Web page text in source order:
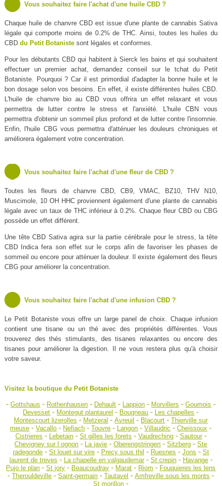
Vous souhaitez faire l'achat d'une huile CBD ?
Chaque huile de chanvre CBD est issue d'une plante de cannabis Sativa
légale qui comporte moins de 0.2% de THC. Ainsi, toutes les huiles du
CBD du Petit Botanistesont légales et conformes.
Pour les débutants CBD qui habitent à Sierck les bains et qui souhaitent
effectuer un premier achat, demandez conseil sur le tchat du Petit
Botaniste. Pourquoi ? Car il est primordial d'adapter la bonne huile et le
bon dosage selon vos besoins. En effet, il existe différentes huiles CBD.
L'huile de chanvre bio au CBD vous offrira un effet relaxant et vous
permettra de lutter contre le stress et l'anxiété. L'huile CBN vous
permettra d'obtenir un sommeil plus profond et de lutter contre l'insomnie.
Enfin, l'huile CBG vous permettra d'atténuer les douleurs chroniques et
améliorera également votre concentration.
Vous souhaitez faire l'achat d'une fleur de CBD ?
Toutes les fleurs de chanvre CBD, CB9, VMAC, BZ10, THV N10,
Muscimole, 10 OH HHC proviennent également d'une plante de cannabis
légale avec un taux de THC inférieur à 0.2%. Chaque fleur CBD ou CBG
possède un effet différent.
Une tête CBD Sativa agira sur la partie cérébrale pour le stress, la tête
CBD Indica fera son effet sur le corps afin de favoriser les phases de
sommeil ou encore pour atténuer la douleur. Il existe également des fleurs
CBG pour améliorer la concentration.
Vous souhaitez faire l'achat d'une infusion CBD ?
Le Petit Botaniste vous offre un large panel de choix. Chaque infusion
contient une tisane ou un thé avec des propriétés différentes. Vous
trouverez des thés stimulants, des tisanes relaxantes ou encore des
tisanes pour améliorer la digestion. Il ne vous restera plus qu'à choisir
votre saveur.
Visitez la boutique du Petit Botaniste
-Gottshaus - Rothenhausen - Dehault - Lappion - Morvillers -Goumois -
Devesset - Montegut plantaurel - Bougneau - Les chapelles -
Montescourt lizerolles - Metzeral -Avreuil - Blacourt -Thierville sur
meuse -Vacallo - Nefiach -Touvre - Langon -Villaudric -Cheissoux -
Cistrieres - Lebetain- St gilles les forets - Vaudreching- Sautour-
Chevigney sur l ognon - La javie -Oberengstringen -Sitzberg -Ste
radegonde- St louet sur vire- Precy sous thil - Ruesnes - Jons - St
laurent de treves - La chapelle en valgaudemar- St crepin- Havange-
Pujo le plan -St jory - Beaucoudray - Marat - Riom - Fouquieres les lens
-Therouldeville -Saint-germain -Tautavel -Amfreville sous les monts -
St morillon -